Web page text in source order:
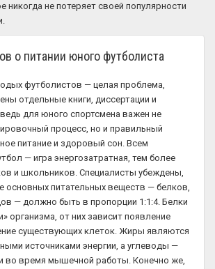
никогда не потеряет своей популярности
о питании юного футболиста
футболистов — целая проблема,
отдельные книги, диссертации и
для юного спортсмена важен не
процесс, но и правильный
питание и здоровый сон. Всем
— игра энергозатратная, тем более
и школьников. Специалисты убеждены,
основных питательных веществ — белков,
— должно быть в пропорции 1:1:4. Белки
организма, от них зависит появление
существующих клеток. Жиры являются
источниками энергии, а углеводы —
во время мышечной работы. Конечно же,